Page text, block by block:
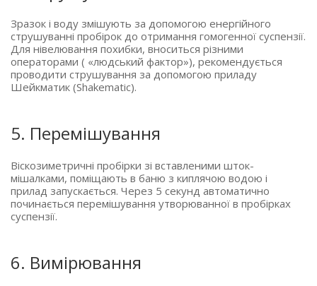
Зразок і воду змішують за допомогою енергійного
струшуванні пробірок до отримання гомогенної суспензії.
Для нівелювання похибки, вноситься різними
операторами ( «людський фактор»), рекомендується
проводити струшування за допомогою приладу
Шейкматик (Shakematic).
5. Перемішування
Віскозиметричні пробірки зі вставленими шток-
мішалками, поміщають в баню з киплячою водою і
прилад запускається. Через 5 секунд автоматично
починається перемішування утворюванної в пробірках
суспензії.
6. Вимірювання